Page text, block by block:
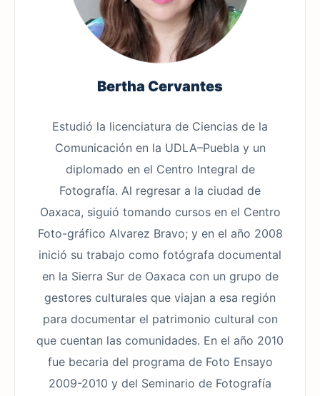
Bertha Cervantes
Estudió la licenciatura de Ciencias de la
Comunicación en la UDLA–Puebla y un
diplomado en el Centro Integral de
Fotografía. Al regresar a la ciudad de
Oaxaca, siguió tomando cursos en el Centro
Foto-gráfico Alvarez Bravo; y en el año 2008
inició su trabajo como fotógrafa documental
en la Sierra Sur de Oaxaca con un grupo de
gestores culturales que viajan a esa región
para documentar el patrimonio cultural con
que cuentan las comunidades. En el año 2010
fue becaria del programa de Foto Ensayo
2009-2010 y del Seminario de Fotografía